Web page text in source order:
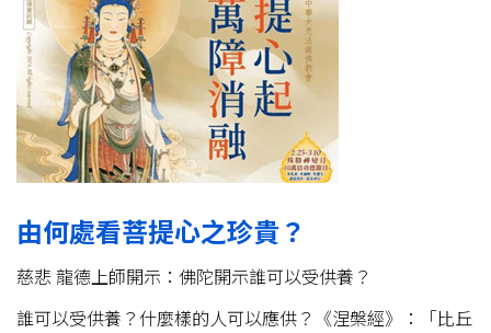
由何處看菩提心之珍貴？
慈悲 龍德上師開示：佛陀開示誰可以受供養？
誰可以受供養？什麼樣的人可以應供？《涅槃經》：「比丘